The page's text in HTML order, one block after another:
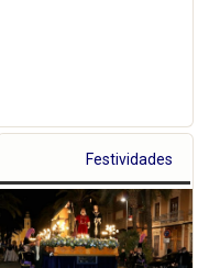
Festividades